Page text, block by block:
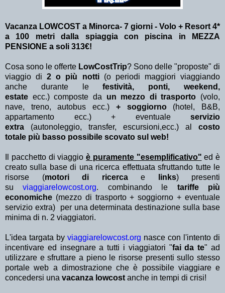
Vacanza LOWCOST a Minorca- 7 giorni - Volo + Resort 4*
a 100 metri dalla spiaggia con piscina in MEZZA
PENSIONE a soli 313€!
Cosa sono le offerte LowCostTrip? Sono delle "proposte" di
viaggio di2 o più notti (o periodi maggiori viaggiando
anche durante lefestività, ponti, weekend,
estate ecc.) composte da un mezzo di trasporto (volo,
nave, treno, autobus ecc.) + soggiorno(hotel, B&B,
appartamento ecc.) + eventuale servizio
extra (autonoleggio, transfer, escursioni,ecc.) al costo
totale più basso possibile scovato sul web!
Il pacchetto di viaggio è puramente "esemplificativo" ed è
creato sulla base di una ricerca effettuata sfruttando tutte le
risorse (motori di ricerca e links) presenti
suviaggiarelowcost.org. combinando le tariffe più
economiche (mezzo di trasporto + soggiorno + eventuale
servizio extra)
per una determinata destinazione sulla base
minima di n. 2 viaggiatori.
L'idea targata by viaggiarelowcost.org nasce con l'intento di
incentivare ed insegnare a tutti i viaggiatori "fai da te" ad
utilizzare e sfruttare a pieno le risorse presenti sullo stesso
portale web a dimostrazione che è possibile viaggiare e
concedersi una vacanza lowcost anche in tempi di crisi!